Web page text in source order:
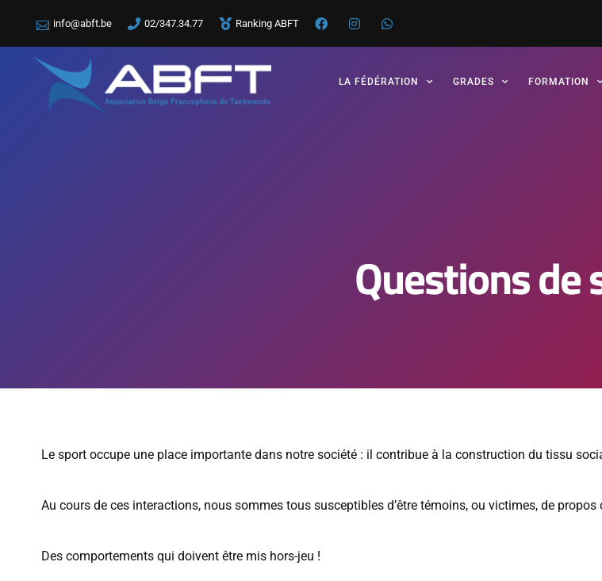
info@abft.be 02/347.34.77 Ranking ABFT
LA FÉDÉRATION GRADES FORMATION
Questions de
Le sport occupe une place importante dans notre société : il contribue à la construction du tissu
Au cours de ces interactions, nous sommes tous susceptibles d’être témoins, ou victimes, de
Des comportements qui doivent être mis hors-jeu !